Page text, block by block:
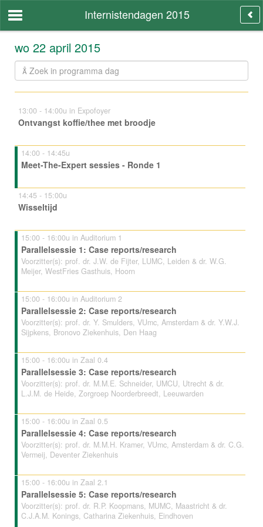
Internistendagen 2015
wo 22 april 2015
13:00 - 14:00u in Expofoyer
Ontvangst koffie/thee met broodje
14:00 - 14:45u
Meet-The-Expert sessies - Ronde 1
14:45 - 15:00u
Wisseltijd
15:00 - 16:00u in Auditorium 1
Parallelsessie 1: Case reports/research
Voorzitter(s): prof. dr. J.W. de Fijter, LUMC, Leiden & dr. W.G.
Meijer, WestFries Gasthuis, Hoorn
15:00 - 16:00u in Auditorium 2
Parallelsessie 2: Case reports/research
Voorzitter(s): prof. dr. Y. Smulders, VUmc, Amsterdam & dr. Y.W.J.
Sijpkens, Bronovo Ziekenhuis, Den Haag
15:00 - 16:00u in Zaal 0.4
Parallelsessie 3: Case reports/research
Voorzitter(s): prof. dr. M.M.E. Schneider, UMCU, Utrecht & dr.
L.J.M. de Heide, Zorgroep Noorderbreedt, Leeuwarden
15:00 - 16:00u in Zaal 0.5
Parallelsessie 4: Case reports/research
Voorzitter(s): prof. dr. M.M.H. Kramer, VUmc, Amsterdam & dr. C.G.
Vermeij, Deventer Ziekenhuis
15:00 - 16:00u in Zaal 2.1
Parallelsessie 5: Case reports/research
Voorzitter(s): prof. dr. R.P. Koopmans, MUMC, Maastricht & dr.
C.J.A.M. Konings, Catharina Ziekenhuis, Eindhoven